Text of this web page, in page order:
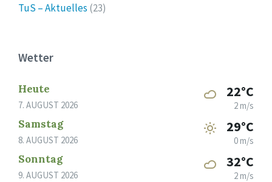
TuS – Aktuelles (23)
Wetter
Heute
7. AUGUST 2026
22°C
2 m/s
Samstag
8. AUGUST 2026
29°C
0 m/s
Sonntag
9. AUGUST 2026
32°C
2 m/s